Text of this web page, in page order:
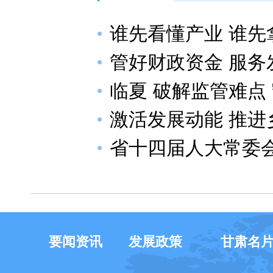
谁先看懂产业 谁先
管好财政资金 服
临夏 破解监管难点
激活发展动能 推
省十四届人大常委
要闻资讯 发展政策 甘肃名